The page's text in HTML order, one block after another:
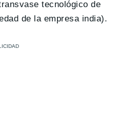
tecnológico de
de la empresa india).